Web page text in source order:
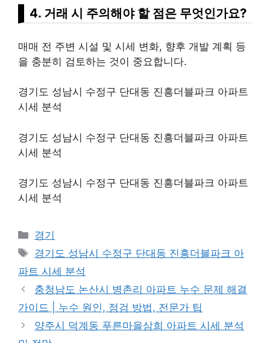
4. 거래 시 주의해야 할 점은 무엇인가요?
매매 전 주변 시설 및 시세 변화, 향후 개발 계획 등
을 충분히 검토하는 것이 중요합니다.
경기도 성남시 수정구 단대동 진흥더블파크 아파트
시세 분석
경기도 성남시 수정구 단대동 진흥더블파크 아파트
시세 분석
경기도 성남시 수정구 단대동 진흥더블파크 아파트
시세 분석
Categories
경기
Tags
경기도 성남시 수정구 단대동 진흥더블파크 아
파트 시세 분석
충청남도 논산시 병촌리 아파트 누수 문제 해결
가이드 | 누수 원인, 점검 방법, 전문가 팁
양주시 덕계동 푸른마을삼희 아파트 시세 분석